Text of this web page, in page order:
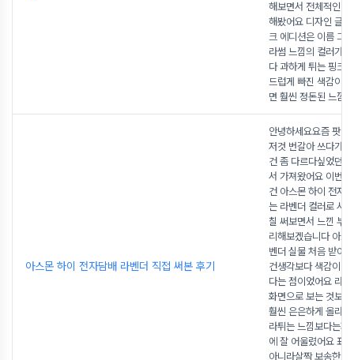
해보면서 전체적인
해봤어요 디자인 글
크 에디션은 이름 그
라썸 느낌의 컬러가
다 과하게 튀는 핑크
드럽게 빠진 색감이
면 훨씬 정돈된 느낌
아스몬 하이 전자담배 라벤더 직접 써본 후기
안녕하세요요즘 팟디
저것 번갈아 쓰다가
건 좀 다르다싶었던
서 가져왔어요 이번
건 아스몬 하이 전자
는 라벤더 컬러로 사
칠 써보면서 느낀 부
리해보겠습니다 아스
벤더 실물 처음 받아
건생각보다 색감이
다는 점이었어요 라
화면으로 보는 것보
훨씬 은은하게 올라
라튀는 느낌보다는자
에 잘 어울렸어요 표
아니라살짝 보송한